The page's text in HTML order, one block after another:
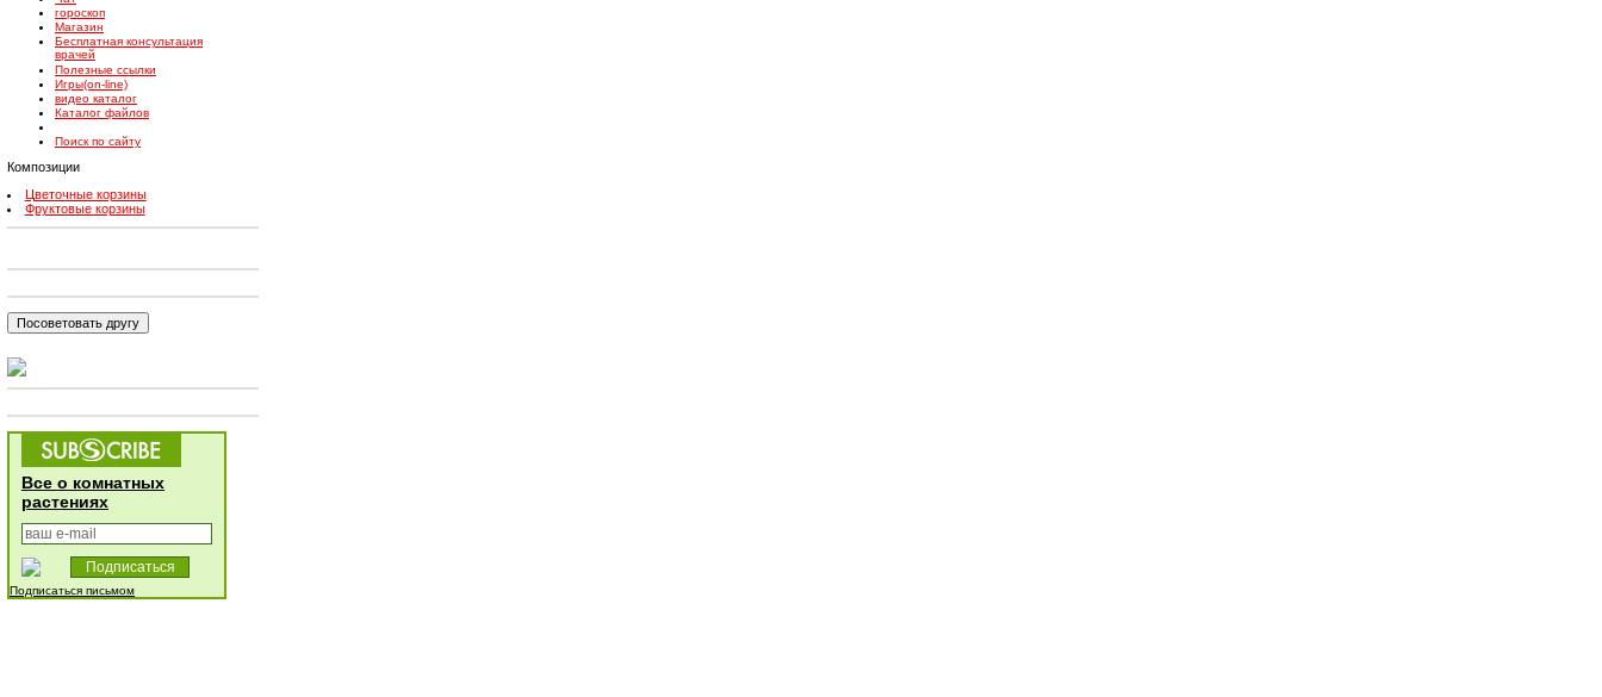
гороскоп
Магазин
Бесплатная консультация
врачей
Полезные ссылки
Игры(on-line)
видео каталог
Каталог файлов
Поиск по сайту
Композиции
Цветочные корзины
Фруктовые корзины
Все о комнатных
растениях
Подписаться письмом